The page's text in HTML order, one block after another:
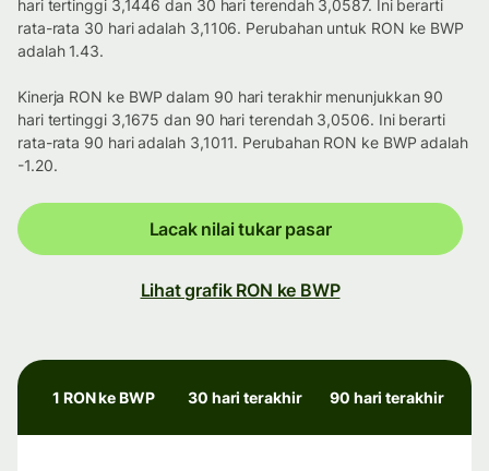
hari tertinggi 3,1446 dan 30 hari terendah 3,0587. Ini berarti
rata-rata 30 hari adalah 3,1106. Perubahan untuk RON ke BWP
adalah 1.43.
Kinerja RON ke BWP dalam 90 hari terakhir menunjukkan 90
hari tertinggi 3,1675 dan 90 hari terendah 3,0506. Ini berarti
rata-rata 90 hari adalah 3,1011. Perubahan RON ke BWP adalah
-1.20.
Lacak nilai tukar pasar
Lihat grafik RON ke BWP
1 RON ke BWP 30 hari terakhir 90 hari terakhir